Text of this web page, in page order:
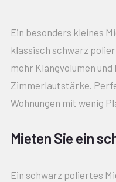
Ein besonders kleines
klassisch schwarz
mehr Klangvolumen
Zimmerlautstärke.
Wohnungen mit wenig
Mieten Sie ein
Ein schwarz poliertes